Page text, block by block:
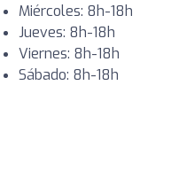
Miércoles: 8h-18h
Jueves: 8h-18h
Viernes: 8h-18h
Sábado: 8h-18h